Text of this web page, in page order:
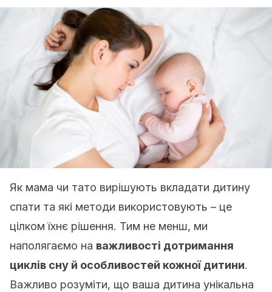
Як мама чи тато вирішують вкладати дитину
спати та які методи використовують – це
цілком їхнє рішення. Тим не менш, ми
наполягаємо на важливості дотримання
циклів сну й особливостей кожної дитини.
Важливо розуміти, що ваша дитина унікальна